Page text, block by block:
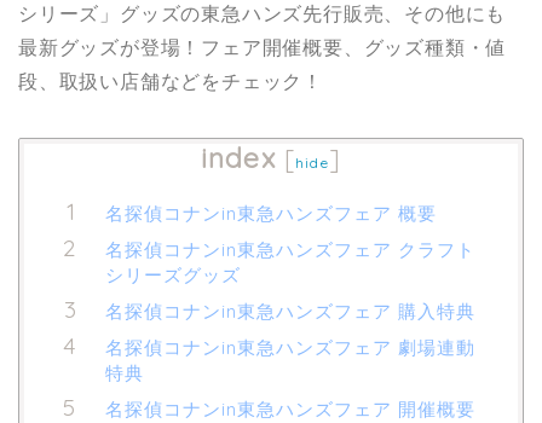
シリーズ」グッズの東急ハンズ先行販売、その他にも
最新グッズが登場！フェア開催概要、グッズ種類・値
段、取扱い店舗などをチェック！
index [hide]
名探偵コナンin東急ハンズフェア 概要
名探偵コナンin東急ハンズフェア クラフト
シリーズグッズ
名探偵コナンin東急ハンズフェア 購入特典
名探偵コナンin東急ハンズフェア 劇場連動
特典
名探偵コナンin東急ハンズフェア 開催概要